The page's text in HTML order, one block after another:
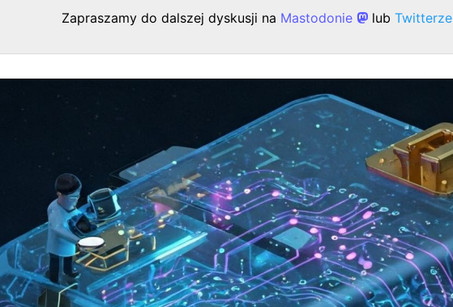
Zapraszamy do dalszej dyskusji na Mastodonie lub Twitterze